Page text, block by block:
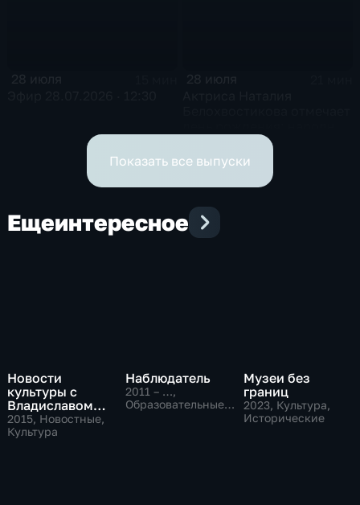
28 июля 28 июля
артистке РСФСР — 75 лет
Показать все выпуски
Ещеинтересное
Новости
культуры с
Владиславом
Флярковским
2015, Новостные,
Культура
Наблюдатель
2011 – …,
Образовательные,
Музеи без
границ
2023, Культура,
Исторические